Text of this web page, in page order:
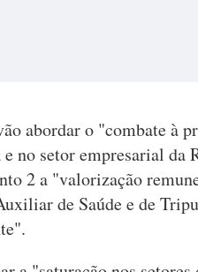
abordar o "combate à
no setor empresarial da
2 a "valorização
de Saúde e de